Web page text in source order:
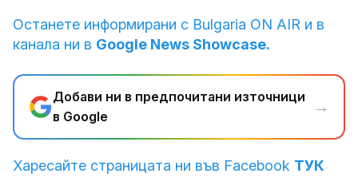
Останете информирани с Bulgaria ON AIR и в
канала ни в Google News Showcase.
Добави ни в предпочитани източници
в Google
→
Харесайте страницата ни във Facebook ТУК